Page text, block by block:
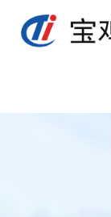
看-播放毛片-成人